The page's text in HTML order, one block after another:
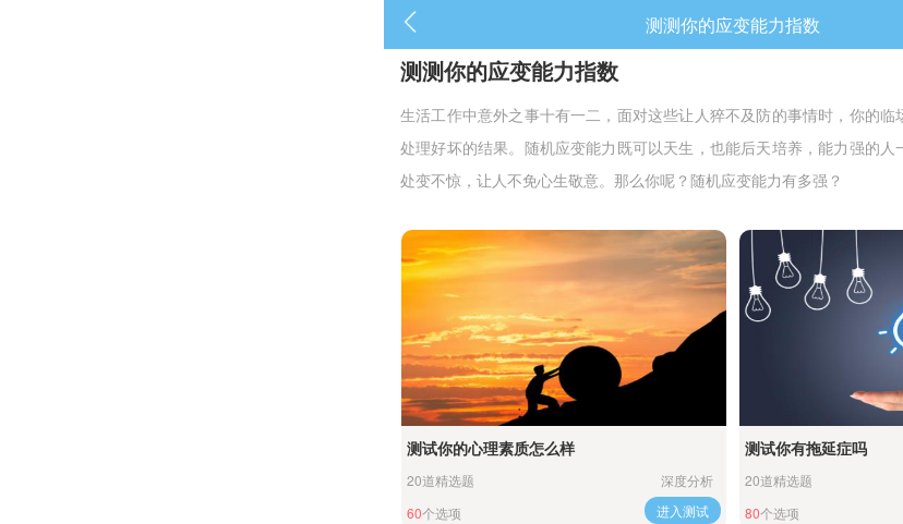
测测你的应变能力指数
测测你的应变能力指数
生活工作中意外之事十有一二，面对这些让人猝不及防的事情时，你的临
处理好坏的结果。随机应变能力既可以天生，也能后天培养，能力强的人
处变不惊，让人不免心生敬意。那么你呢？随机应变能力有多强？
测试你的心理素质怎么样
20道精选题
深度分析
60个选项 进入测试
测试你有拖延症吗
20道精选题
80个选项